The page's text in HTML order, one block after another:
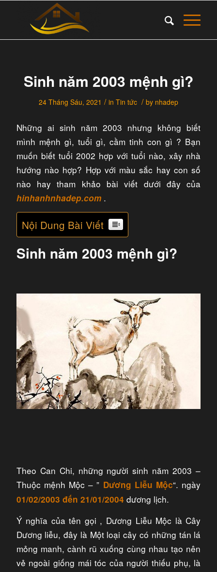
Sinh năm 2003 mệnh gì?
24 Tháng Sáu, 2021 / in Tin tức / by nhadep
Những ai sinh năm 2003 nhưng không biết
mình mệnh gì, tuổi gì, cầm tinh con gì ? Bạn
muốn biết tuổi 2002 hợp với tuổi nào, xây nhà
hướng nào hợp? Hợp với màu sắc hay con số
nào hay tham khảo bài viết dưới đây của
hinhanhnhadep.com.​
Nội Dung Bài Viết
Sinh năm 2003 mệnh gì?
Theo Can Chi, những người sinh năm 2003 –
Thuộc mệnh Mộc – ” Dương Liễu Mộc“. ngày
01/02/2003 đến 21/01/2004 dương lịch.
Ý nghĩa của tên gọi , Dương Liễu Mộc là Cây
Dương liễu, đây là Một loại cây có những tán lá
mỏng manh, cành rũ xuống cùng nhau tạo nên
vẻ ngoài giống mái tóc của người thiếu phụ, là